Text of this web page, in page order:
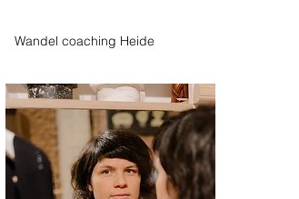
Wandel coaching Heide